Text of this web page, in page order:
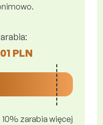
PLN
10% zarabia więcej